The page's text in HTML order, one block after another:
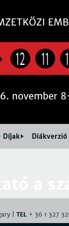
12 11
Díjak Diákverzió
| TEL + 36 1 327